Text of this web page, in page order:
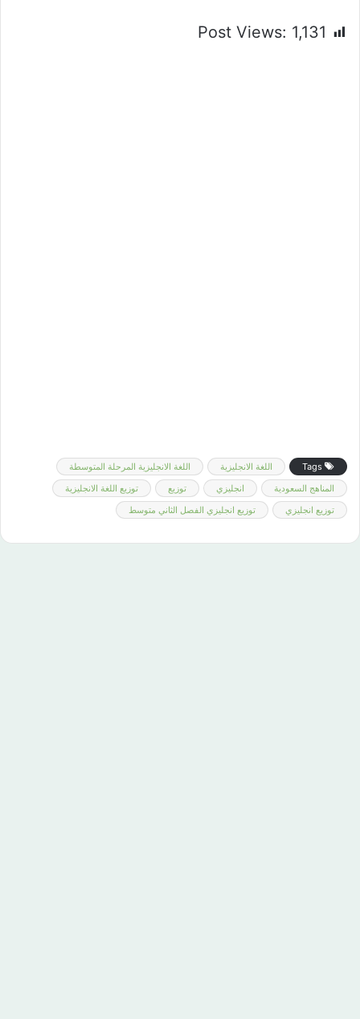
Post Views: 1,131
اللغة الانجليزية
اللغة الانجليزية المرحلة المتوسطة
المناهج السعودية
انجليزي توزيع
توزيع اللغة الانجليزية
توزيع انجليزي
توزيع انجليزي الفصل الثاني متوسط